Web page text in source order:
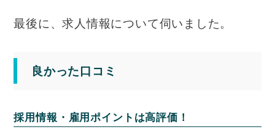
最後に、求人情報について伺いました。
良かった口コミ
採用情報・雇用ポイントは高評価！